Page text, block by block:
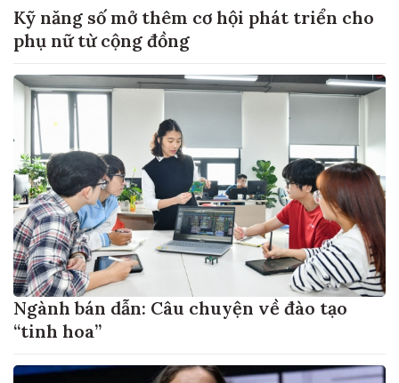
Kỹ năng số mở thêm cơ hội phát triển cho
phụ nữ từ cộng đồng
Ngành bán dẫn: Câu chuyện về đào tạo
“tinh hoa”